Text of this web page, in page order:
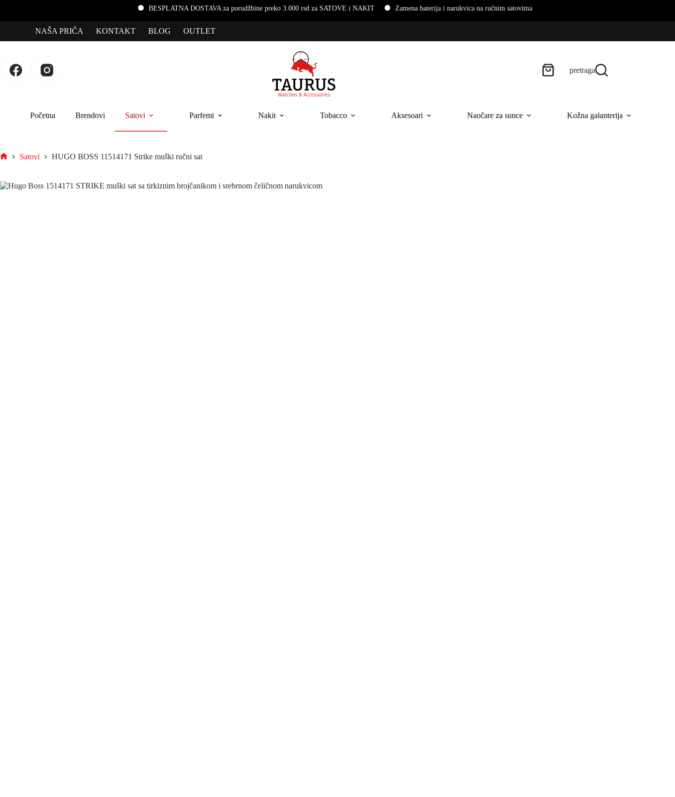
BESPLATNA DOSTAVA za porudžbine preko 3.000 rsd za SATOVE i NAKIT Zamena baterija i narukvica na ručnim satovima
NAŠA PRIČA KONTAKT BLOG OUTLET
pretraga
Početna Brendovi Satovi Parfemi Nakit Tobacco Aksesoari Naočare za sunce Kožna galanterija
Satovi HUGO BOSS 11514171 Strike muški ručni sat